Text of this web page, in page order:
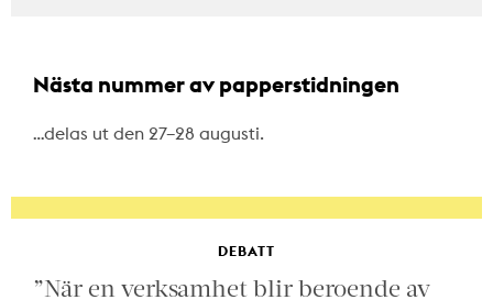
Nästa nummer av papperstidningen
…delas ut den 27–28 augusti.
DEBATT
”När en verksamhet blir beroende av